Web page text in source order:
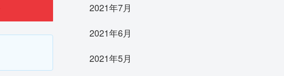
2021年7月
2021年6月
2021年5月